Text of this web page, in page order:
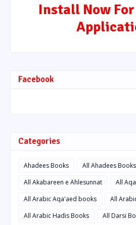
Install Now
Facebook
Categories
Ahadees Books
All Ahadees Books
All Akabareen e Ahlesunnat
All
All Arabic Aqa'aed books
All
All Arabic Hadis Books
All Darsi